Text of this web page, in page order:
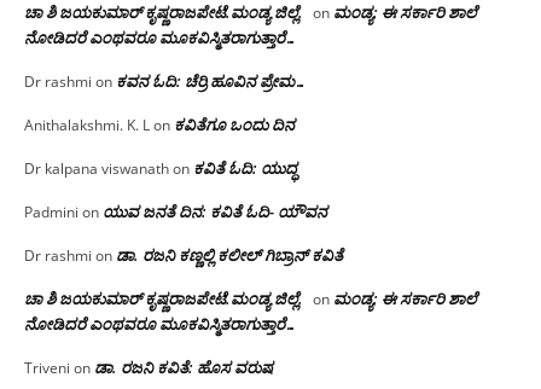
ಚಾ ಶಿ ಜಯಕುಮಾರ್ ಕೃಷ್ಣರಾಜಪೇಟೆ.ಮಂಡ್ಯ ಜಿಲ್ಲೆ. on ಮಂಡ್ಯ: ಈ ಸರ್ಕಾರಿ ಶಾಲೆ
ನೋಡಿದರೆ ಎಂಥವರೂ ಮೂಕವಿಸ್ಮಿತರಾಗುತ್ತಾರೆ…
Dr rashmi on ಕವನ ಓದಿ: ಚೆರ್ರಿ ಹೂವಿನ ಪ್ರೇಮ…
Anithalakshmi. K. Lon ಕವಿತೆಗೂ ಒಂದು ದಿನ
Dr kalpana viswanathon ಕವಿತೆ ಓದಿ: ಯುದ್ಧ
Padmini on ಯುವ ಜನತೆ ದಿನ: ಕವಿತೆ ಓದಿ- ಯೌವನ
Dr rashmi on ಡಾ. ರಜನಿ‌ ಕಣ್ಣಲ್ಲಿ ಕಲೀಲ್ ಗಿಬ್ರಾನ್ ಕವಿತೆ
ಚಾ ಶಿ ಜಯಕುಮಾರ್ ಕೃಷ್ಣರಾಜಪೇಟೆ.ಮಂಡ್ಯ ಜಿಲ್ಲೆ. on ಮಂಡ್ಯ: ಈ ಸರ್ಕಾರಿ ಶಾಲೆ
ನೋಡಿದರೆ ಎಂಥವರೂ ಮೂಕವಿಸ್ಮಿತರಾಗುತ್ತಾರೆ…
Triveni on ಡಾ. ರಜನಿ ಕವಿತೆ: ಹೊಸ ವರುಷ